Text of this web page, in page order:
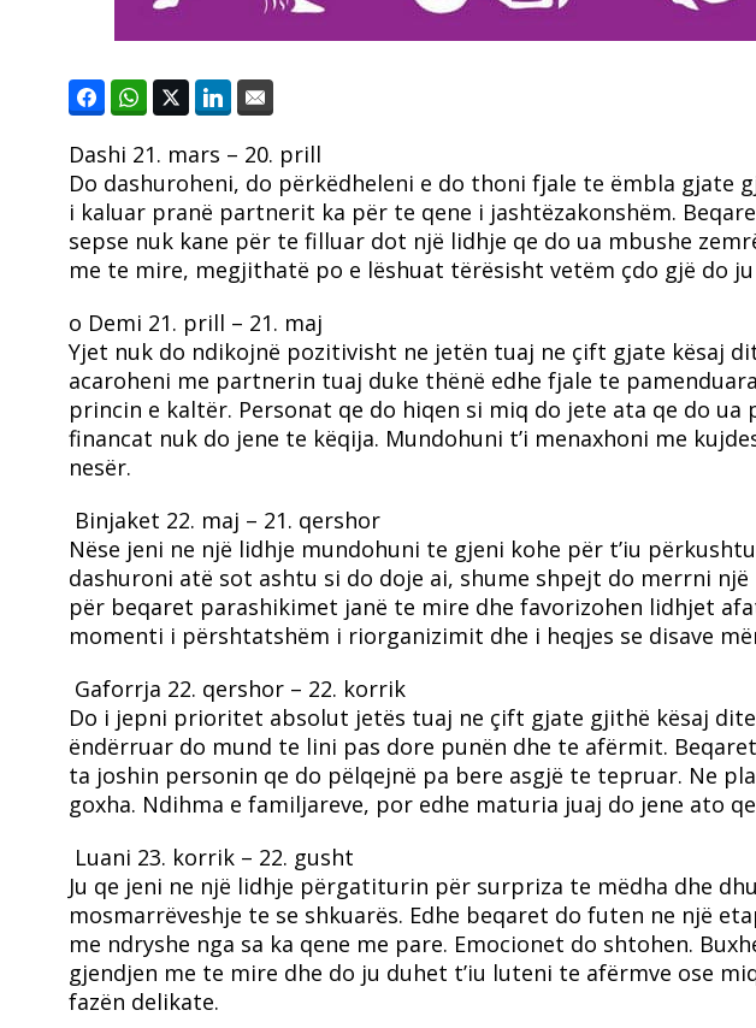
Dashi 21. mars – 20. prill
Do dashuroheni, do përkëdheleni e do thoni fjale te ëmbla gjate
i kaluar pranë partnerit ka për te qene i jashtëzakonshëm.
sepse nuk kane për te filluar dot një lidhje qe do ua mbushe
me te mire, megjithatë po e lëshuat tërësisht vetëm çdo gjë do
o Demi 21. prill – 21. maj
Yjet nuk do ndikojnë pozitivisht ne jetën tuaj ne çift gjate kësaj
acaroheni me partnerin tuaj duke thënë edhe fjale te
princin e kaltër. Personat qe do hiqen si miq do jete ata qe do
financat nuk do jene te këqija. Mundohuni t’i menaxhoni me
nesër.
Binjaket 22. maj – 21. qershor
Nëse jeni ne një lidhje mundohuni te gjeni kohe për t’iu
dashuroni atë sot ashtu si do doje ai, shume shpejt do merrni
për beqaret parashikimet janë te mire dhe favorizohen lidhjet
momenti i përshtatshëm i riorganizimit dhe i heqjes se disave
Gaforrja 22. qershor – 22. korrik
Do i jepni prioritet absolut jetës tuaj ne çift gjate gjithë kësaj dite
ëndërruar do mund te lini pas dore punën dhe te afërmit.
ta joshin personin qe do pëlqejnë pa bere asgjë te tepruar. Ne
goxha. Ndihma e familjareve, por edhe maturia juaj do jene ato
Luani 23. korrik – 22. gusht
Ju qe jeni ne një lidhje përgatiturin për surpriza te mëdha dhe
mosmarrëveshje te se shkuarës. Edhe beqaret do futen ne një
me ndryshe nga sa ka qene me pare. Emocionet do shtohen.
gjendjen me te mire dhe do ju duhet t’iu luteni te afërmve ose
fazën delikate.